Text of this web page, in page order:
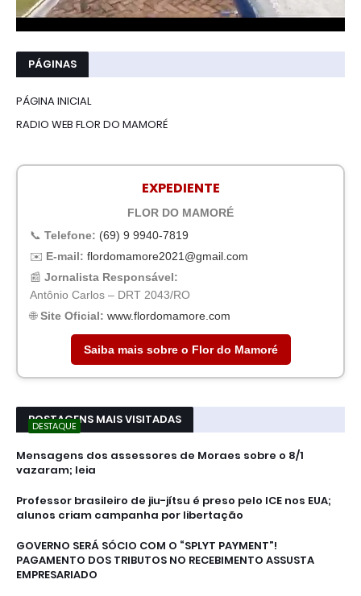
PÁGINAS
PÁGINA INICIAL
RADIO WEB FLOR DO MAMORÉ
EXPEDIENTE
FLOR DO MAMORÉ
📞 Telefone: (69) 9 9940-7819
✉️ E-mail: flordomamore2021@gmail.com
📰 Jornalista Responsável:
Antônio Carlos – DRT 2043/RO
🌐Site Oficial: www.flordomamore.com
Saiba mais sobre o Flor do Mamoré
POSTAGENS MAIS VISITADAS
DESTAQUE
Mensagens dos assessores de Moraes sobre o 8/1
vazaram; leia
Professor brasileiro de jiu-jítsu é preso pelo ICE nos EUA;
alunos criam campanha por libertação
GOVERNO SERÁ SÓCIO COM O “SPLYT PAYMENT”!
PAGAMENTO DOS TRIBUTOS NO RECEBIMENTO ASSUSTA
EMPRESARIADO